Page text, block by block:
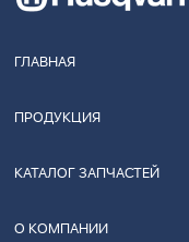
ГЛАВНАЯ
ПРОДУКЦИЯ
КАТАЛОГ ЗАПЧАСТЕЙ
О КОМПАНИИ